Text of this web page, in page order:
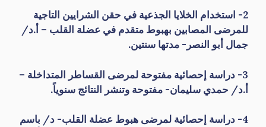
2- استخدام الخلايا الجذعية في حقن الشرايين التاجية
للمرضى المصابين بهبوط متقدم في عضلة القلب – أ.د/
جمال أبو النصر- مدتها سنتين.
3- دراسة إحصائية مفتوحة لمرضى القساطر المتداخلة –
أ.د/ حمدي سليمان- مفتوحة وتنشر النتائج سنوياً.
4- دراسة إحصائية لمرضى هبوط عضلة القلب- د/ باسم